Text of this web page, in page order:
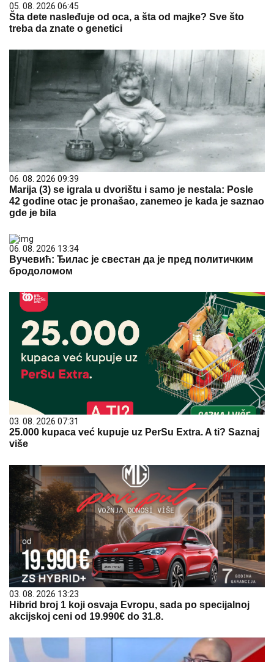
05. 08. 2026 06:45
Šta dete nasleđuje od oca, a šta od majke? Sve što
treba da znate o genetici
06. 08. 2026 09:39
Marija (3) se igrala u dvorištu i samo je nestala: Posle
42 godine otac je pronašao, zanemeo je kada je saznao
gde je bila
06. 08. 2026 13:34
Вучевић: Ђилас је свестан да је пред политичким
бродоломом
03. 08. 2026 07:31
25.000 kupaca već kupuje uz PerSu Extra. A ti? Saznaj
više
03. 08. 2026 13:23
Hibrid broj 1 koji osvaja Evropu, sada po specijalnoj
akcijskoj ceni od 19.990€ do 31.8.